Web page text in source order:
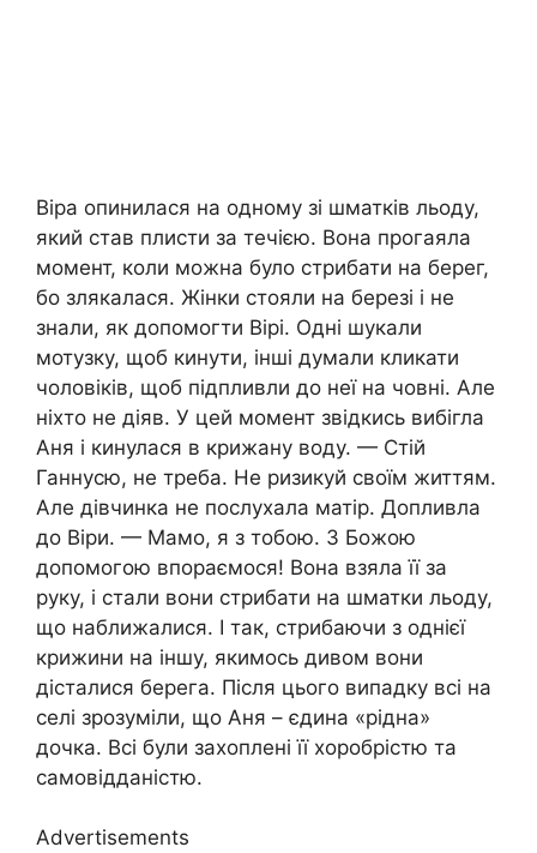
Віра опинилася на одному зі шматків льоду,
який став плисти за течією. Вона прогаяла
момент, коли можна було стрибати на берег,
бо злякалася. Жінки стояли на березі і не
знали, як допомогти Вірі. Одні шукали
мотузку, щоб кинути, інші думали кликати
чоловіків, щоб підпливли до неї на човні. Але
ніхто не діяв. У цей момент звідкись вибігла
Аня і кинулася в крижану воду. — Стій
Ганнусю, не треба. Не ризикуй своїм життям.
Але дівчинка не послухала матір. Допливла
до Віри. — Мамо, я з тобою. З Божою
допомогою впораємося! Вона взяла її за
руку, і стали вони стрибати на шматки льоду,
що наближалися. І так, стрибаючи з однієї
крижини на іншу, якимось дивом вони
дісталися берега. Після цього випадку всі на
селі зрозуміли, що Аня – єдина «рідна»
дочка. Всі були захоплені її хоробрістю та
самовідданістю.
Advertisements